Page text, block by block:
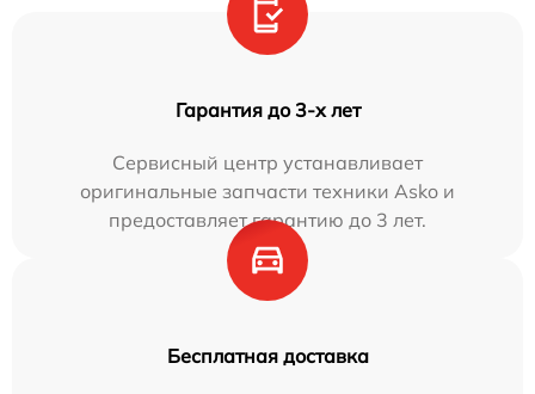
Гарантия до 3-х лет
Сервисный центр устанавливает
оригинальные запчасти техники Asko и
предоставляет гарантию до 3 лет.
Бесплатная доставка